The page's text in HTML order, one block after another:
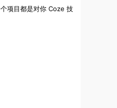
项目都是对你 Coze 技